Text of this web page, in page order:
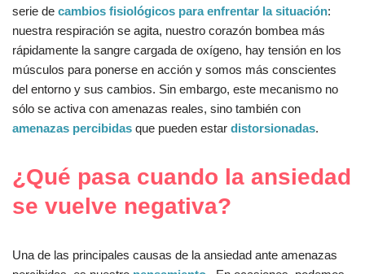
serie de cambios fisiológicos para enfrentar la situación:
nuestra respiración se agita, nuestro corazón bombea más
rápidamente la sangre cargada de oxígeno, hay tensión en los
músculos para ponerse en acción y somos más conscientes
del entorno y sus cambios. Sin embargo, este mecanismo no
sólo se activa con amenazas reales, sino también con
amenazas percibidas que pueden estar distorsionadas.
¿Qué pasa cuando la ansiedad
se vuelve negativa?
Una de las principales causas de la ansiedad ante amenazas